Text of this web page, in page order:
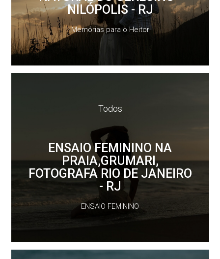
NILÓPOLIS - RJ
Memórias para o Heitor
Todos
ENSAIO FEMININO NA
PRAIA,GRUMARI,
FOTOGRAFA RIO DE JANEIRO
- RJ
ENSAIO FEMININO